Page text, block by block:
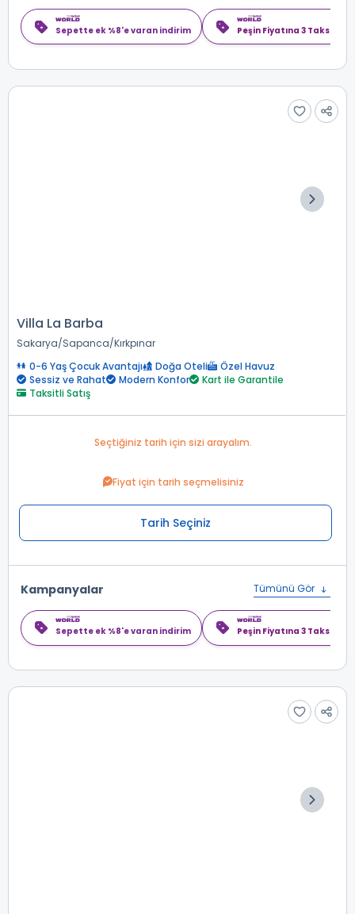
Sepette ek %8'e varan indirim Peşin Fiyatına 3 Taksit
Villa La Barba
Sakarya Sapanca Kırkpınar
0-6 Yaş Çocuk Avantajı
Doğa Oteli
Özel Havuz
Sessiz ve Rahat
Modern Konfor
Kart ile Garantile
Taksitli Satış
Seçtiğiniz tarih için sizi arayalım.
Fiyat için tarih seçmelisiniz
Tarih Seçiniz
Kampanyalar Tümünü Gör
Sepette ek %8'e varan indirim Peşin Fiyatına 3 Taksit